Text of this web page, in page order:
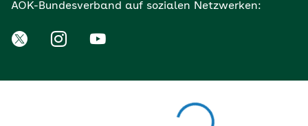
AOK-Bundesverband auf sozialen Netzwerken: